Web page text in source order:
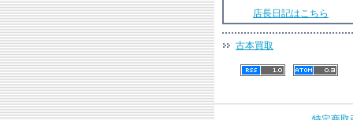
店長日記はこちら
古本買取